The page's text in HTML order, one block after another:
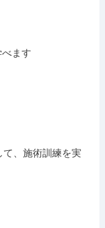
ます
、施術訓練を実